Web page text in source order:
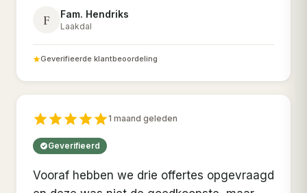
F Fam. Hendriks
Laakdal
Geverifieerde klantbeoordeling
1 maand geleden
Geverifieerd
Vooraf hebben we drie offertes opgevraagd